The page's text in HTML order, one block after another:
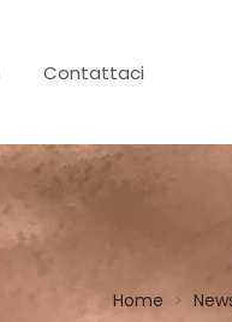
Contattaci
Home >